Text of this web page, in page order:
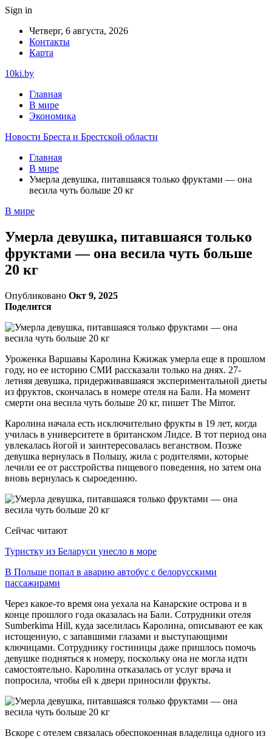
Sign in
Четверг, 6 августа, 2026
Контакты
Карта
10ki.by
Главная
В мире
Экономика
Новости Бреста и Брестской области
Главная
В мире
Умерла девушка, питавшаяся только фруктами — она
весила чуть больше 20 кг
В мире
Умерла девушка, питавшаяся только
фруктами — она весила чуть больше
20 кг
Опубликовано Окт 9, 2025
Поделится
Уроженка Варшавы Каролина Кжижак умерла еще в прошлом
году, но ее историю СМИ рассказали только на днях. 27-
летняя девушка, придерживавшаяся экспериментальной диеты
из фруктов, скончалась в номере отеля на Бали. На момент
смерти она весила чуть больше 20 кг, пишет The Mirror.
Каролина начала есть исключительно фрукты в 19 лет, когда
училась в университете в британском Лидсе. В тот период она
увлекалась йогой и заинтересовалась веганством. Позже
девушка вернулась в Польшу, жила с родителями, которые
лечили ее от расстройства пищевого поведения, но затем она
вновь вернулась к сыроедению.
Сейчас читают
Туристку из Беларуси унесло в море
В Польше попал в аварию автобус с белорусскими
пассажирами
Через какое-то время она уехала на Канарские острова и в
конце прошлого года оказалась на Бали. Сотрудники отеля
Sumberkima Hill, куда заселилась Каролина, описывают ее как
истощенную, с запавшими глазами и выступающими
ключицами. Сотруднику гостиницы даже пришлось помочь
девушке подняться к номеру, поскольку она не могла идти
самостоятельно. Каролина отказалась от услуг врача и
попросила, чтобы ей к двери приносили фрукты.
Вскоре с отелем связалась обеспокоенная владелица одного из